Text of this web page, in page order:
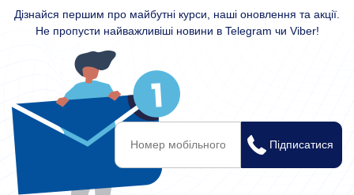
Дізнайся першим про майбутні курси, наші оновлення та акції.
Не пропусти найважливіші новини в Telegram чи Viber!